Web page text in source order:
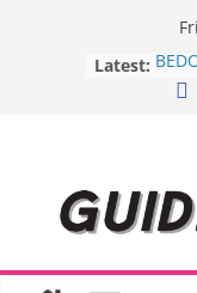
Latest:
สด ด
ภัณฑ์
และ
บริก